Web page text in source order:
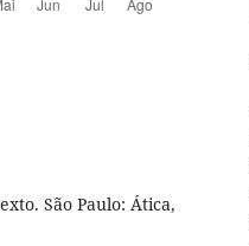
São Paulo: Ática,